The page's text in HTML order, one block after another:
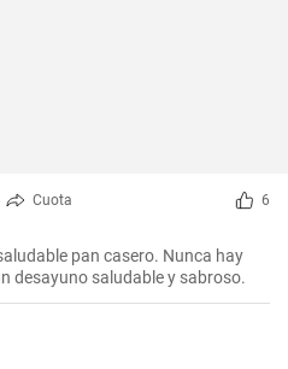
Cuota 6
pan casero. Nunca hay
desayuno saludable y sabroso.